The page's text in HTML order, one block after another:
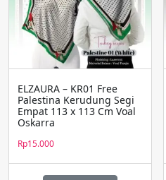
ELZAURA – KR01 Free
Palestina Kerudung Segi
Empat 113 x 113 Cm Voal
Oskarra
Rp15.000